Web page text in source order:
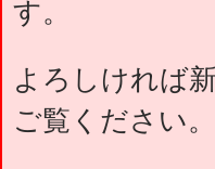
プす。
よろしければ
ご覧ください。